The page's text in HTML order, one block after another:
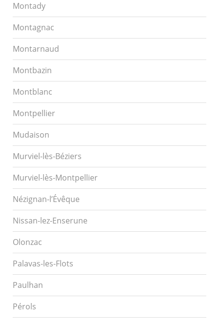
Montady
Montagnac
Montarnaud
Montbazin
Montblanc
Montpellier
Mudaison
Murviel-lès-Béziers
Murviel-lès-Montpellier
Nézignan-l’Évêque
Nissan-lez-Enserune
Olonzac
Palavas-les-Flots
Paulhan
Pérols